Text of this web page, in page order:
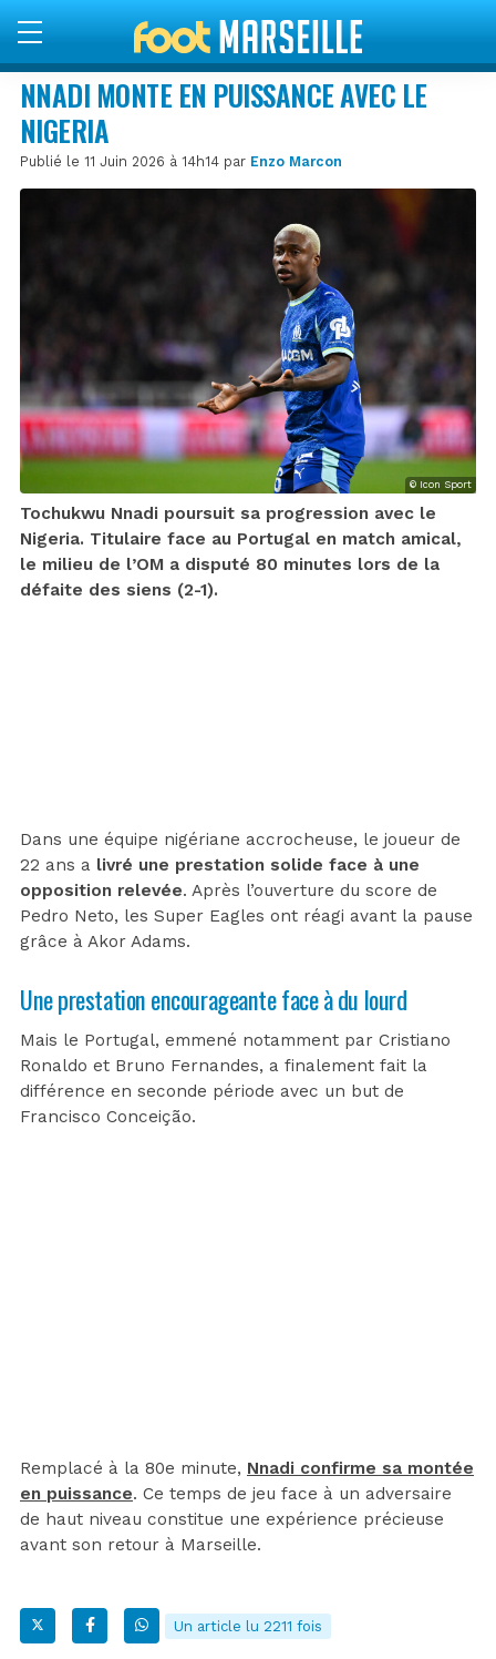
NNADI MONTE EN PUISSANCE AVEC LE
NIGERIA
Publié le 11 Juin 2026 à 14h14 par Enzo Marcon
© Icon Sport
Tochukwu Nnadi poursuit sa progression avec le
Nigeria. Titulaire face au Portugal en match amical,
le milieu de l’OM a disputé 80 minutes lors de la
défaite des siens (2-1).
Dans une équipe nigériane accrocheuse, le joueur de
22 ans a livré une prestation solide face à une
opposition relevée. Après l’ouverture du score de
Pedro Neto, les Super Eagles ont réagi avant la pause
grâce à Akor Adams.
Une prestation encourageante face à du lourd
Mais le Portugal, emmené notamment par Cristiano
Ronaldo et Bruno Fernandes, a finalement fait la
différence en seconde période avec un but de
Francisco Conceição.
Remplacé à la 80e minute, Nnadi confirme sa montée
en puissance. Ce temps de jeu face à un adversaire
de haut niveau constitue une expérience précieuse
avant son retour à Marseille.
Un article lu 2211 fois